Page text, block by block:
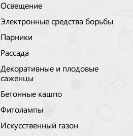
Освещение
Электронные средства борьбы
Парники
Рассада
Декоративные и плодовые
саженцы
Бетонные кашпо
Фитолампы
Искусственный газон